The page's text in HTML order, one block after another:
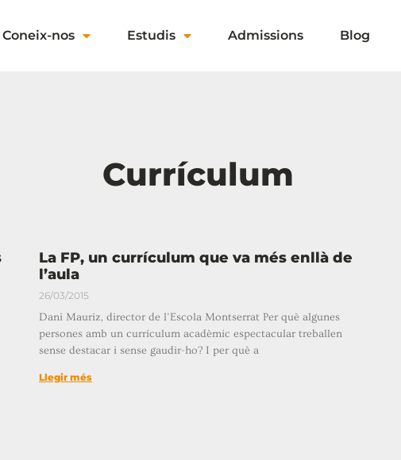
Coneix-nos Estudis Admissions Blog
Currículum
La FP, un currículum que va més enllà de
l’aula
26/03/2015
Dani Mauriz, director de l’Escola Montserrat Per què algunes
persones amb un currículum acadèmic espectacular treballen
sense destacar i sense gaudir-ho? I per què a
Llegir més